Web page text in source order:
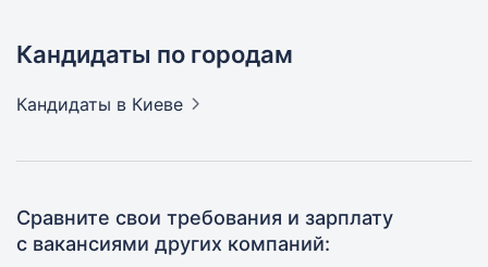
Кандидаты по городам
Кандидаты в Киеве
Сравните свои требования и зарплату
с вакансиями других компаний: